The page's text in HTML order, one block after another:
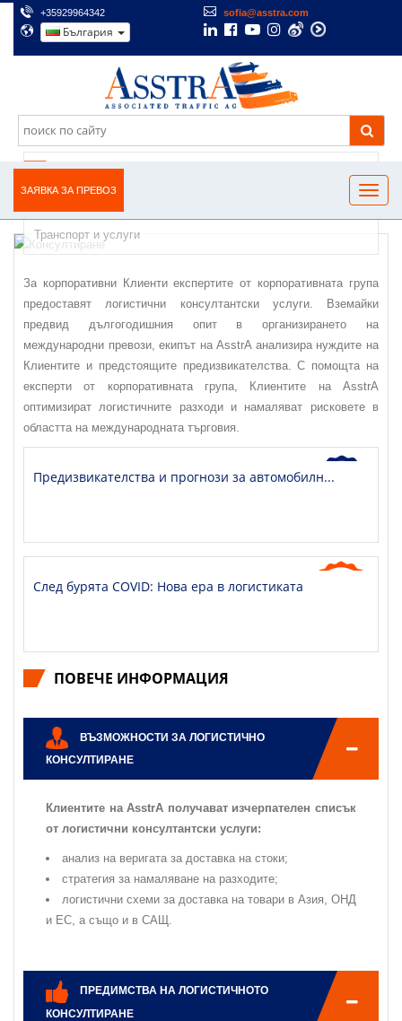
+35929964342 sofia@asstra.com
България
ЗАЯВКА ЗА ПРЕВОЗ
КОНСУЛТИРАНЕ
Транспорт и услуги
За корпоративни Клиенти експертите от корпоративната група
предоставят логистични консултантски услуги. Вземайки
предвид дългогодишния опит в организирането на
международни превози, екипът на AsstrA анализира нуждите на
Клиентите и предстоящите предизвикателства. С помощта на
експерти от корпоративната група, Клиентите на AsstrA
оптимизират логистичните разходи и намаляват рисковете в
областта на международната търговия.
Предизвикателства и прогнози за автомобилн...
След бурята COVID: Нова ера в логистиката
ПОВЕЧЕ ИНФОРМАЦИЯ
ВЪЗМОЖНОСТИ ЗА ЛОГИСТИЧНО
КОНСУЛТИРАНЕ
Клиентите на AsstrA получават изчерпателен списък
от логистични консултантски услуги:
анализ на веригата за доставка на стоки;
стратегия за намаляване на разходите;
логистични схеми за доставка на товари в Азия, ОНД
и ЕС, а също и в САЩ.
ПРЕДИМСТВА НА ЛОГИСТИЧНОТО
КОНСУЛТИРАНЕ